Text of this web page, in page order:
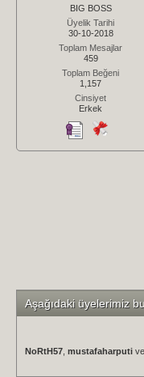
BIG BOSS
Üyelik Tarihi
30-10-2018
Toplam Mesajlar
459
Toplam Beğeni
1,157
Cinsiyet
Erkek
Aşağıdaki üyelerimiz
NoRtH57 mustafaharputi ve